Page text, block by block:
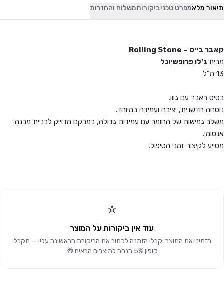
תיאור מלאמפרט טכניביקורותמשלוח והחזרות
קאבר בייס – Rolling Stone
מבית ג'לו פרופשיונל
13 מ"ל
בסיס ראבר עם גוון.
נוסחה חדשנית, יציבה ועמידה במיוחד.
משלב גמישות של החומר עם עמידות גדולה, במרקם מדוייק לבניית מבנה
אנטומי.
מסייע לקיצור זמני הטיפול.
⭐
עוד אין ביקורות על המוצר
הזמיני את המוצר וקבלי הזמנה לכתוב את הביקורת הראשונה עליו — תקבלי
קופון 5% הנחה למוצרים הבאים 🎁